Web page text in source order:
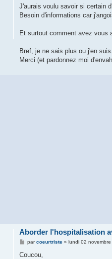
g
J'aurais voulu savoir si certain
Besoin d'informations car
Et surtout comment avez vous
Bref, je ne sais plus ou j'en
Merci (et pardonnez moi
Aborder l'hospitalisation
M
s
parcoeurtriste» lundi 02
Coucou,